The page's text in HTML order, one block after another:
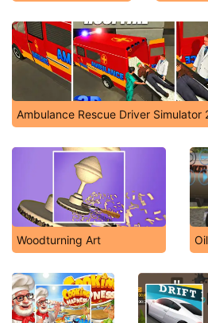
Ambulance Rescue Driver Simulator
Woodturning Art